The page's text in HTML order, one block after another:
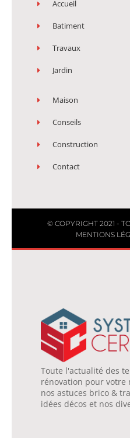
Accueil
Batiment
Travaux
Jardin
Maison
Conseils
Construction
Contact
© COPYRIGHT 2021 -
MENTIONS
Toute l'actualité des
rénovation pour votre
nos astuces brico &
idées décos et nos